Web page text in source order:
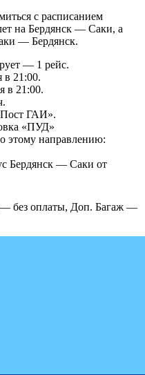
с расписанием
на Бердянск — Саки, а
— Бердянск.
— 1 рейс.
в 21:00.
в 21:00.
ГАИ».
«ПУД»
этому направлению:
Бердянск — Саки от
— без оплаты, Доп. Багаж —